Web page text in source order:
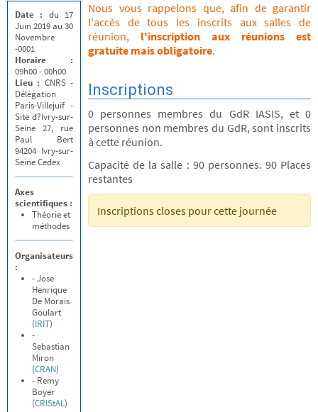
Date : du 17
Juin 2019 au 30
Novembre
-0001
Horaire :
09h00 - 00h00
Lieu : CNRS -
Délégation
Paris-Villejuif -
Site d?Ivry-sur-
Seine 27, rue
Paul Bert
94204 Ivry-sur-
Seine Cedex
Axes
scientifiques :
Théorie et
méthodes
Organisateurs
:
- Jose
Henrique
De Morais
Goulart
(IRIT)
-
Sebastian
Miron
(CRAN)
- Remy
Boyer
(CRIStAL)
Nous vous rappelons que, afin de garantir
l'accès de tous les inscrits aux salles de
réunion, l'inscription aux réunions est
gratuite mais obligatoire.
Inscriptions
0 personnes membres du GdR IASIS, et 0
personnes non membres du GdR, sont inscrits
à cette réunion.
Capacité de la salle : 90 personnes. 90 Places
restantes
Inscriptions closes pour cette journée